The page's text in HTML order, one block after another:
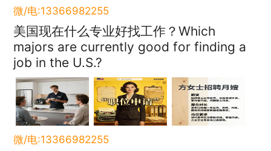
微/电:13366982255
美国现在什么专业好找工作？Which
majors are currently good for finding a
job in the U.S.?
微/电:13366982255